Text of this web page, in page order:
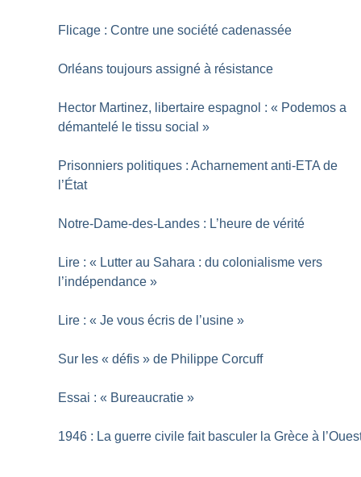
Flicage : Contre une société cadenassée
Orléans toujours assigné à résistance
Hector Martinez, libertaire espagnol : « Podemos a
démantelé le tissu social »
Prisonniers politiques : Acharnement anti-ETA de
l’État
Notre-Dame-des-Landes : L’heure de vérité
Lire : « Lutter au Sahara : du colonialisme vers
l’indépendance »
Lire : « Je vous écris de l’usine »
Sur les « défis » de Philippe Corcuff
Essai : « Bureaucratie »
1946 : La guerre civile fait basculer la Grèce à